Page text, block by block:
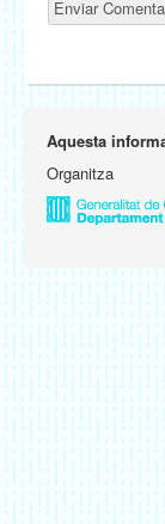
Aquesta
Organitza